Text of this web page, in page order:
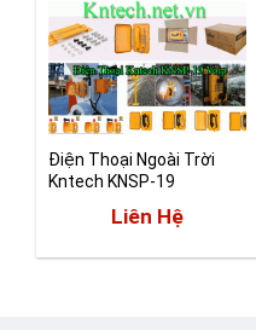
Điện Thoại Ngoài Trời
Kntech KNSP-19
Liên Hệ